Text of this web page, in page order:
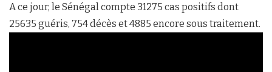
A ce jour, le Sénégal compte 31275 cas positifs dont
25635 guéris, 754 décès et 4885 encore sous traitement.